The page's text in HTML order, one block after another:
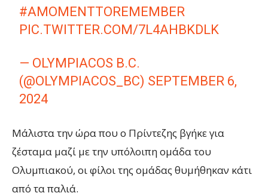
#AMOMENTTOREMEMBER
PIC.TWITTER.COM/7L4AHBKDLK
— OLYMPIACOS B.C.
(@OLYMPIACOS_BC) SEPTEMBER 6,
2024
Μάλιστα την ώρα που ο Πρίντεζης βγήκε για
ζέσταμα μαζί με την υπόλοιπη ομάδα του
Ολυμπιακού, οι φίλοι της ομάδας θυμήθηκαν κάτι
από τα παλιά.